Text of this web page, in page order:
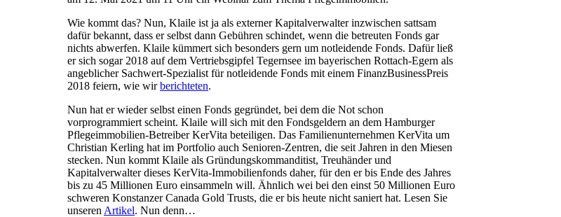
Wie kommt das? Nun, Klaile ist ja als externer Kapitalverwalter inzwischen sattsam
dafür bekannt, dass er selbst dann Gebühren schindet, wenn die betreuten Fonds gar
nichts abwerfen. Klaile kümmert sich besonders gern um notleidende Fonds. Dafür ließ
er sich sogar 2018 auf dem Vertriebsgipfel Tegernsee im bayerischen Rottach-Egern als
angeblicher Sachwert-Spezialist für notleidende Fonds mit einem FinanzBusinessPreis
2018 feiern, wie wirberichteten.
Nun hat er wieder selbst einen Fonds gegründet, bei dem die Not schon
vorprogrammiert scheint. Klaile will sich mit den Fondsgeldern an dem Hamburger
Pflegeimmobilien-Betreiber KerVita beteiligen. Das Familienunternehmen KerVita um
Christian Kerling hat im Portfolio auch Senioren-Zentren, die seit Jahren in den Miesen
stecken. Nun kommt Klaile als Gründungskommanditist, Treuhänder und
Kapitalverwalter dieses KerVita-Immobilienfonds daher, für den er bis Ende des Jahres
bis zu 45 Millionen Euro einsammeln will. Ähnlich wei bei den einst 50 Millionen Euro
schweren Konstanzer Canada Gold Trusts, die er bis heute nicht saniert hat. Lesen Sie
unseren Artikel. Nun denn…